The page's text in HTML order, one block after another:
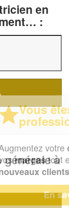
en
:
à
?
d'affaireset
de